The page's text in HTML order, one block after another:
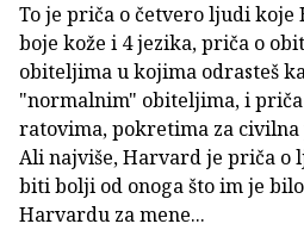
To je priča o četvero ljudi
boje kože i 4 jezika, priča o
obiteljima u kojima odrasteš
"normalnim" obiteljima, i
ratovima, pokretima za
Ali najviše, Harvard je priča o
biti bolji od onoga što im je
Harvardu za mene...